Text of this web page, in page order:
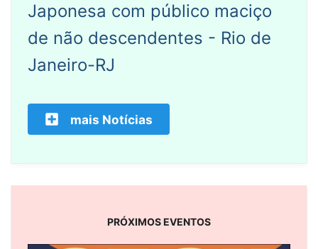
Japonesa com público maciço
de não descendentes - Rio de
Janeiro-RJ
mais Notícias
PRÓXIMOS EVENTOS